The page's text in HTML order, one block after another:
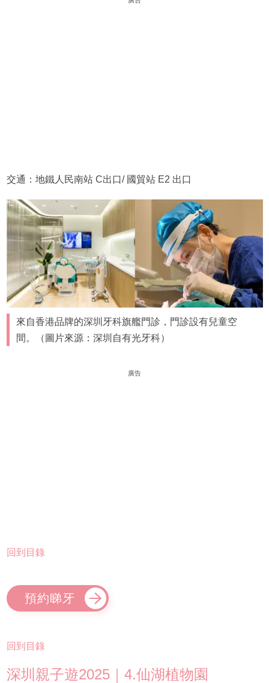
交通：地鐵人民南站 C出口/ 國貿站 E2 出口
來自香港品牌的深圳牙科旗艦門診，門診設有兒童空
間。（圖片來源：深圳自有光牙科）
廣告
回到目錄
預約睇牙
回到目錄
深圳親子遊2025｜4.仙湖植物園